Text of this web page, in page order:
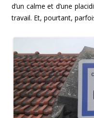
d’un calme et d’une
travail. Et, pourtant,